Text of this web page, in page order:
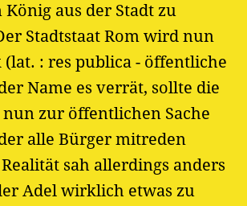
aus der Stadt zu
Stadtstaat Rom wird nun
: res publica - öffentliche
Name es verrät, sollte die
zur öffentlichen Sache
alle Bürger mitreden
sah allerdings anders
Adel wirklich etwas zu